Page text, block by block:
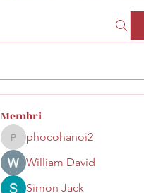
Membri
phocohanoi2
phocohanoi2
William David
Simon Jack